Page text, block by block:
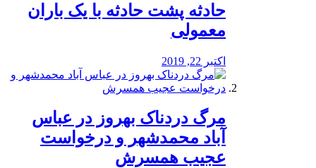
️حادثه پشت حادثه با یک باران
معمولی
اکتبر 22, 2019
مرگ دردناک بهروز در عباس
آباد محمدشهر و درخواست
عجیب همسرش